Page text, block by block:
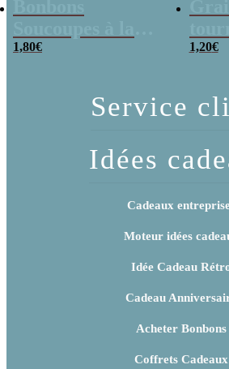
poudre (x20)
1,80€
x 3
1,20€
Service
Idées
Cadeaux
Moteur idées
Idée Cadeau
Cadeau
Acheter Bonbons
Coffrets Cadeaux